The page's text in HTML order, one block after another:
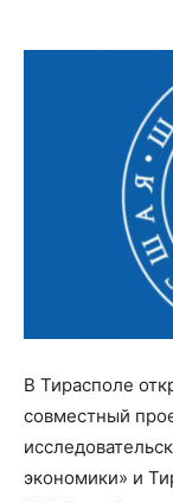
В Тирасполе
совместный
экономики» и